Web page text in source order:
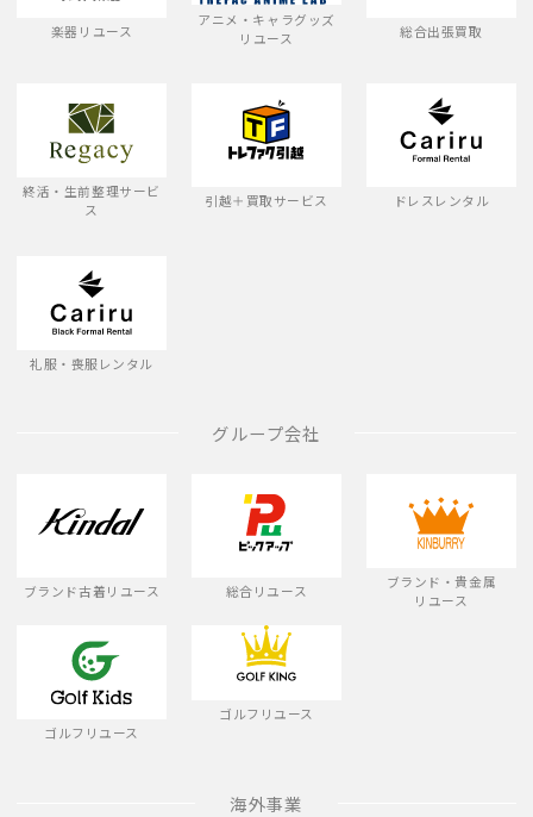
楽器リユース
アニメ・キャラグッズ
リユース
総合出張買取
終活・生前整理サービ
ス
引越＋買取サービス ドレスレンタル
礼服・喪服レンタル
グループ会社
ブランド古着リユース 総合リユース
ブランド・貴金属
リユース
ゴルフリユース
ゴルフリユース
海外事業